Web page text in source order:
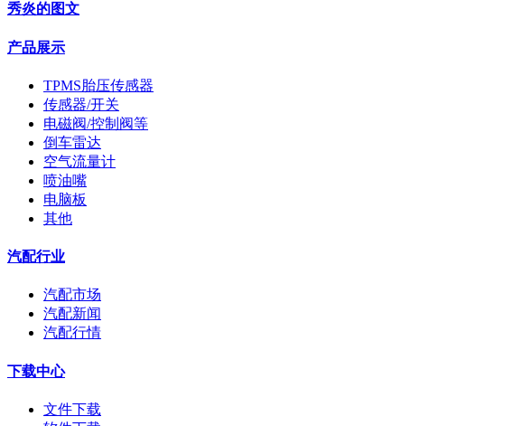
秀炎的图文
产品展示
TPMS胎压传感器
传感器/开关
电磁阀/控制阀等
倒车雷达
空气流量计
喷油嘴
电脑板
其他
汽配行业
汽配市场
汽配新闻
汽配行情
下载中心
文件下载